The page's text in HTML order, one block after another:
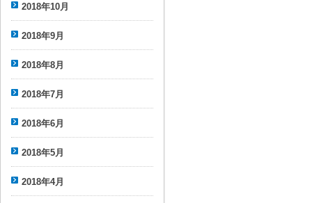
2018年10月
2018年9月
2018年8月
2018年7月
2018年6月
2018年5月
2018年4月